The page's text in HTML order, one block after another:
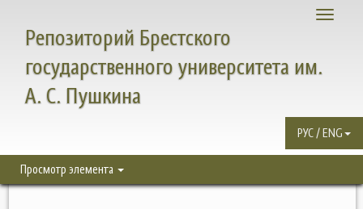
Toggle
Репозиторий Брестского
государственного университета им.
А. С. Пушкина
РУС / ENG
Просмотр элемента